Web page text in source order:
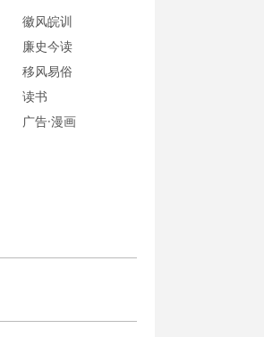
徽风皖训
廉史今读
移风易俗
读书
广告·漫画